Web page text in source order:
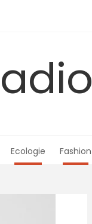
Ecologie Fashion